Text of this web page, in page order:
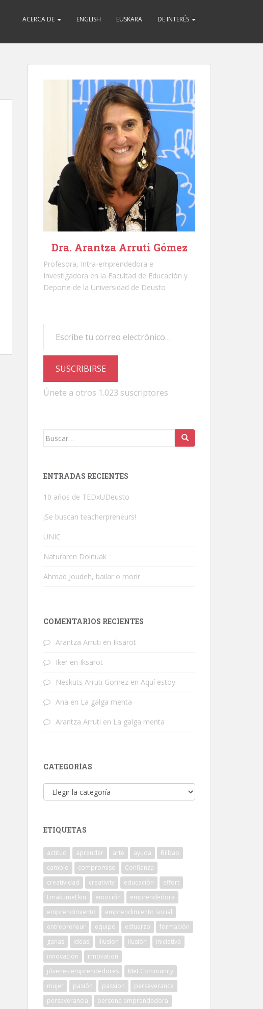
ACERCA DE ENGLISH EUSKARA DE INTERÉS
Dra. Arantza Arruti Gómez
Profesora, Intra-emprendedora e
Investigadora en la Facultad de Educación y
Deporte de la Universidad de Deusto
SUSCRIBIRSE
Únete a otros 1.023 suscriptores
Buscar:
ENTRADAS RECIENTES
10 años de TEDxUDeusto
¡Se buscan teacherpreneurs!
UNIC
Naturaren Doinuak
Ahmad Joudeh, bailar o morir
COMENTARIOS RECIENTES
Arantza Arruti en Iksarot
Iker en Iksarot
Neskuts Arruti Gomez en Aquí estoy
Ana en La galga menta
Arantza Arruti en La galga menta
CATEGORÍAS
Categorías
ETIQUETAS
actitud aprender arte ayuda
Bilbao
cambio
compromiso
Confianza
creatividad
creativity educación
effort
EmakumeEkin
emoción
emprendedora
emprendimiento
emprendimiento social
entrepreneur
equipo esfuerzo
formación
ganas
ideas illusion ilusión
iniciativa
innovación
innovation
jóvenes emprendedores
Met Community
mujer
pasión passion
perseverance
perseverancia
persona emprendedora